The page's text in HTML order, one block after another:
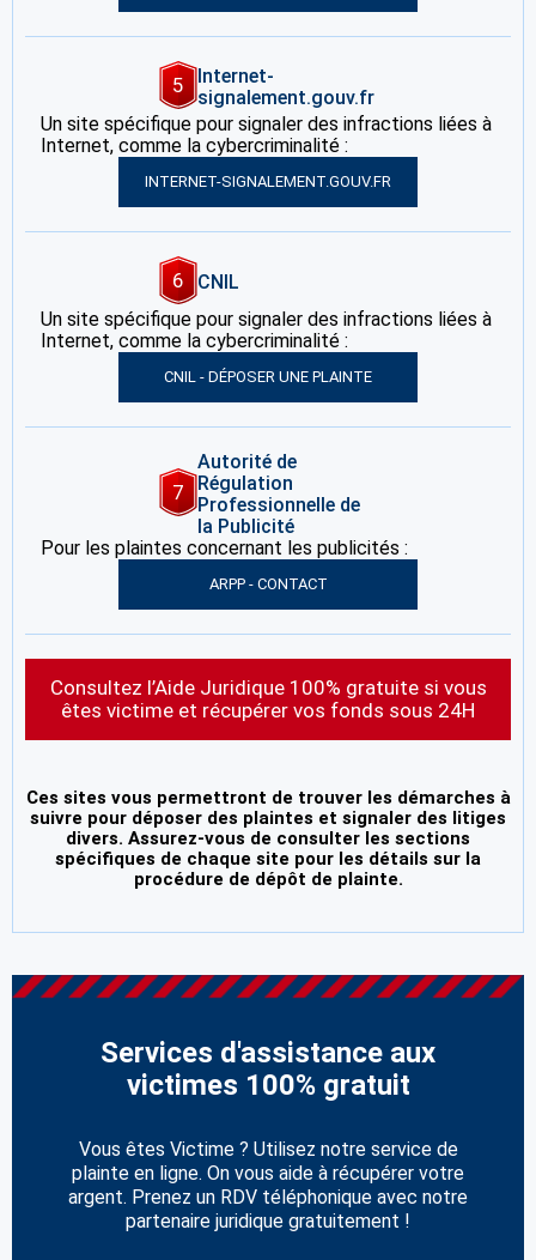
5
Internet-
signalement.gouv.fr
Un site spécifique pour signaler des infractions liées à
Internet, comme la cybercriminalité :
INTERNET-SIGNALEMENT.GOUV.FR
6
CNIL
Un site spécifique pour signaler des infractions liées à
Internet, comme la cybercriminalité :
CNIL - DÉPOSER UNE PLAINTE
7
Autorité de
Régulation
Professionnelle de
la Publicité
Pour les plaintes concernant les publicités :
ARPP - CONTACT
Consultez l’Aide Juridique 100% gratuite si vous
êtes victime et récupérer vos fonds sous 24H
Ces sites vous permettront de trouver les démarches à
suivre pour déposer des plaintes et signaler des litiges
divers. Assurez-vous de consulter les sections
spécifiques de chaque site pour les détails sur la
procédure de dépôt de plainte.
Services d'assistance aux
victimes 100% gratuit
Vous êtes Victime ? Utilisez notre service de
plainte en ligne. On vous aide à récupérer votre
argent. Prenez un RDV téléphonique avec notre
partenaire juridique gratuitement !